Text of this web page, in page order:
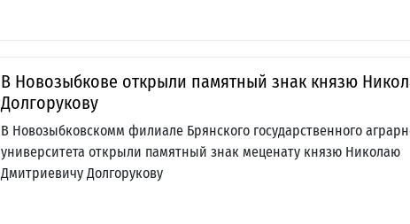
В Новозыбкове открыли памятный знак князю
Долгорукову
В Новозыбковскомм филиале Брянского государственного
университета открыли памятный знак меценату князю Николаю
Дмитриевичу Долгорукову